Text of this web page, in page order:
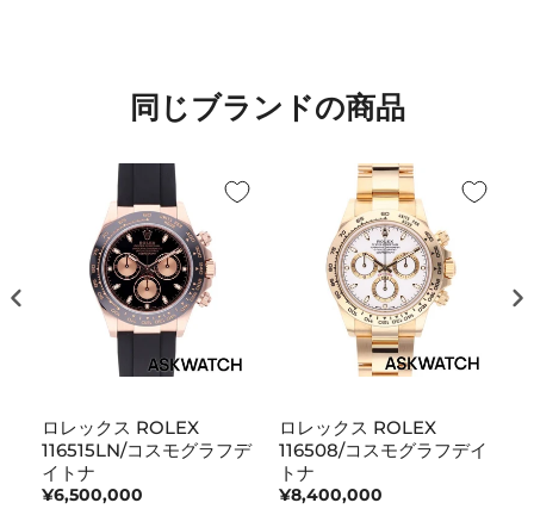
同じブランドの商品
ロレックス ROLEX
116515LN/コスモグラフデ
イトナ
¥6,500,000
ロレックス ROLEX
116508/コスモグラフデイ
トナ
¥8,400,000